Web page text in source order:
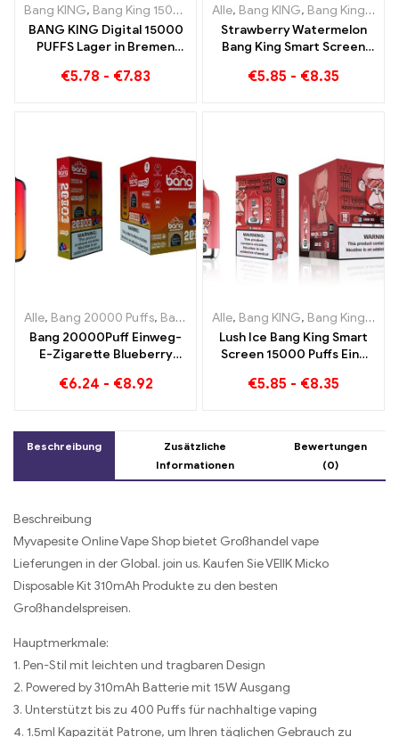
Bang KING, Bang King 15000 Puffs ,Einweg E-zigarette mit Nikotin
BANG KING Digital 15000
PUFFS Lager in Bremen
Genuss
€5.78 - €7.83
Alle, Bang KING, Bang King Smart Screen 15000 Puff
Strawberry Watermelon
Bang King Smart Screen
den entspannenden
€5.85 - €8.35
Alle, Bang 20000 Puffs, Bang KING ,Einweg E-Zigaretten,
Bang 20000Puff Einweg-
E-Zigarette Blueberry
und Dual Mesh
€6.24 - €8.92
Alle, Bang KING, Bang King Smart Screen 15000 Puff
Lush Ice Bang King Smart
Screen 15000 Puffs Eine
Mischung aus
€5.85 - €8.35
Beschreibung
Zusätzliche
Informationen
Bewertungen
(0)
Beschreibung
Myvapesite Online Vape Shop bietet Großhandel vape
Lieferungen in der Global. join us. Kaufen Sie VEIIK Micko
Disposable Kit 310mAh Produkte zu den besten
Großhandelspreisen.
Hauptmerkmale:
1. Pen-Stil mit leichten und tragbaren Design
2. Powered by 310mAh Batterie mit 15W Ausgang
3. Unterstützt bis zu 400 Puffs für nachhaltige vaping
4. 1.5ml Kapazität Patrone, um Ihren täglichen Gebrauch zu